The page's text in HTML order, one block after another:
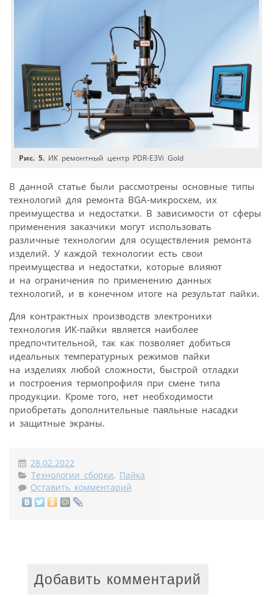
Рис. 5. ИК ремонтный центр PDR-E3Vi Gold
В данной статье были рассмотрены основные типы
технологий для ремонта BGA-микросхем, их
преимущества и недостатки. В зависимости от сферы
применения заказчики могут использовать
различные технологии для осуществления ремонта
изделий. У каждой технологии есть свои
преимущества и недостатки, которые влияют
и на ограничения по применению данных
технологий, и в конечном итоге на результат пайки.
Для контрактных производств электроники
технология ИК-пайки является наиболее
предпочтительной, так как позволяет добиться
идеальных температурных режимов пайки
на изделиях любой сложности, быстрой отладки
и построения термопрофиля при смене типа
продукции. Кроме того, нет необходимости
приобретать дополнительные паяльные насадки
и защитные экраны.
28.02.2022
Технологии сборки, Пайка
Оставить комментарий
Добавить комментарий